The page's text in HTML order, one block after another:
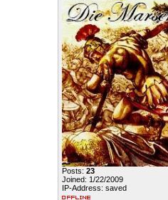
Posts: 23
Joined: 1/22/2009
IP-Address: saved